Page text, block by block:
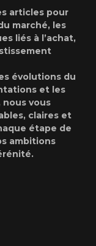
articles pour
marché, les
liés à l’achat,
évolutions du
et les
vous
claires et
étape de
ambitions